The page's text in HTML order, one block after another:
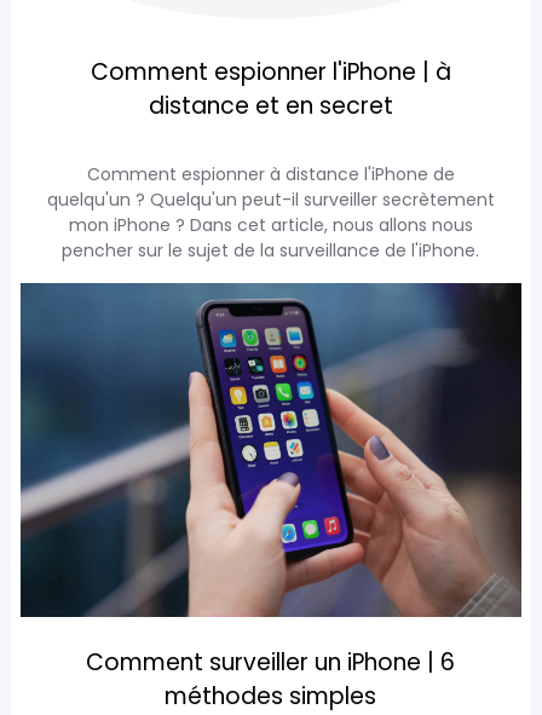
Comment espionner l'iPhone | à
distance et en secret
Comment espionner à distance l'iPhone de
quelqu'un ? Quelqu'un peut-il surveiller secrètement
mon iPhone ? Dans cet article, nous allons nous
pencher sur le sujet de la surveillance de l'iPhone.
Comment surveiller un iPhone | 6
méthodes simples